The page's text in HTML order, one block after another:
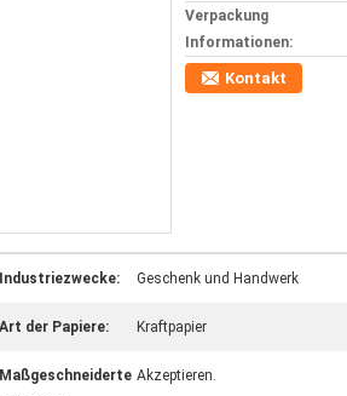
Verpackung
Informationen:
Kontakt
Industriezwecke: Geschenk und Handwerk
Art der Papiere: Kraftpapier
Maßgeschneiderte Akzeptieren.